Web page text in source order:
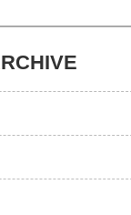
RCHIVE